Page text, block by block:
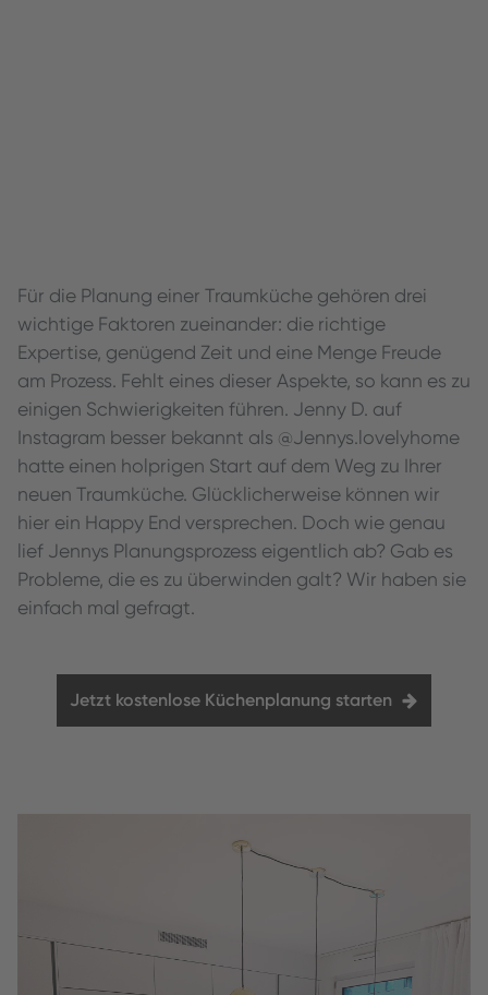
Für die Planung einer Traumküche gehören drei
wichtige Faktoren zueinander: die richtige
Expertise, genügend Zeit und eine Menge Freude
am Prozess. Fehlt eines dieser Aspekte, so kann es zu
einigen Schwierigkeiten führen. Jenny D. auf
Instagram besser bekannt als @Jennys.lovelyhome
hatte einen holprigen Start auf dem Weg zu Ihrer
neuen Traumküche. Glücklicherweise können wir
hier ein Happy End versprechen. Doch wie genau
lief Jennys Planungsprozess eigentlich ab? Gab es
Probleme, die es zu überwinden galt? Wir haben sie
einfach mal gefragt.
Jetzt kostenlose Küchenplanung starten